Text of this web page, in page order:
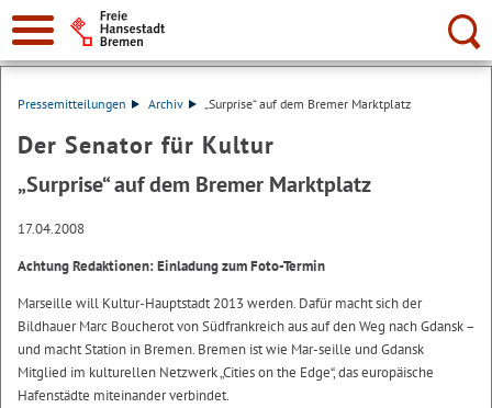
Suche:
Pressemitteilungen Archiv „Surprise“ auf dem Bremer Marktplatz
Der Senator für Kultur
„Surprise“ auf dem Bremer Marktplatz
17.04.2008
Achtung Redaktionen: Einladung zum Foto-Termin
Marseille will Kultur-Hauptstadt 2013 werden. Dafür macht sich der
Bildhauer Marc Boucherot von Südfrankreich aus auf den Weg nach Gdansk –
und macht Station in Bremen. Bremen ist wie Mar-seille und Gdansk
Mitglied im kulturellen Netzwerk „Cities on the Edge“, das europäische
Hafenstädte miteinander verbindet.